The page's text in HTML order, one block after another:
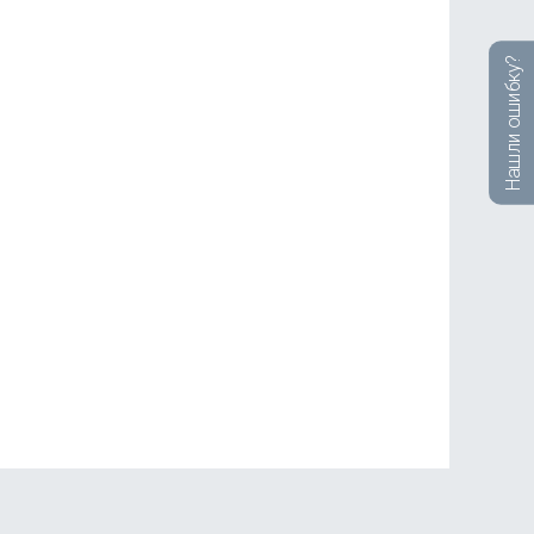
Нашли ошибку?